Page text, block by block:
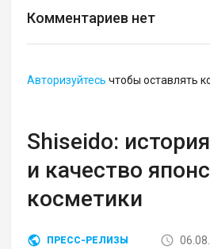
Комментариев нет
Авторизуйтесь чтобы оставлять
Shiseido:
и качество
косметики
ПРЕСС-РЕЛИЗЫ